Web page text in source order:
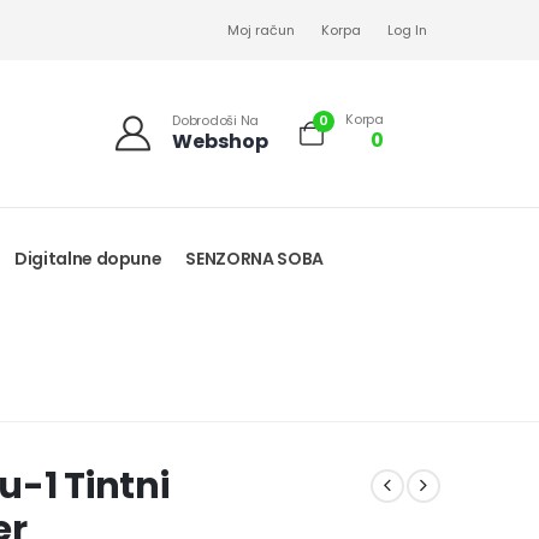
Moj račun Korpa Log In
Dobrodoši Na
Webshop
0 Korpa
0
Digitalne dopune SENZORNA SOBA
1 Tintni